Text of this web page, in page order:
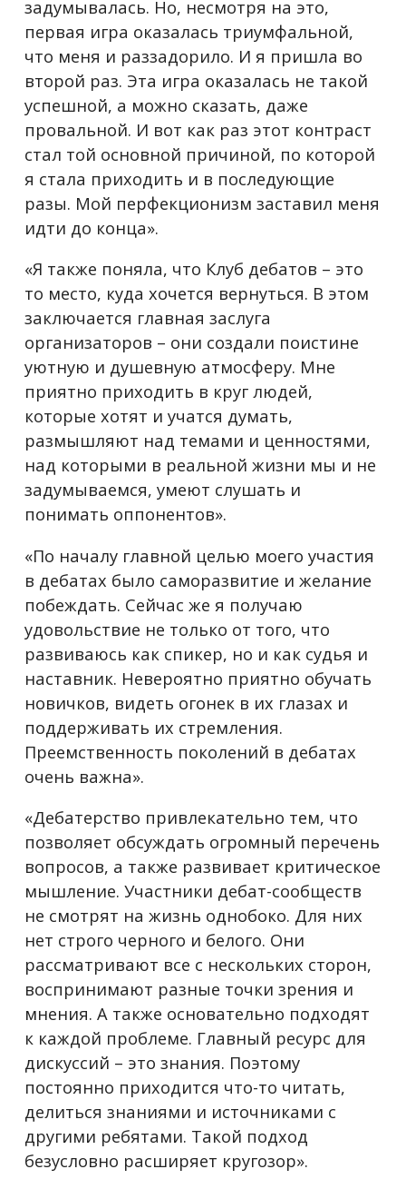
задумывалась. Но, несмотря на это,
первая игра оказалась триумфальной,
что меня и раззадорило. И я пришла во
второй раз. Эта игра оказалась не такой
успешной, а можно сказать, даже
провальной. И вот как раз этот контраст
стал той основной причиной, по которой
я стала приходить и в последующие
разы. Мой перфекционизм заставил меня
идти до конца».
«Я также поняла, что Клуб дебатов – это
то место, куда хочется вернуться. В этом
заключается главная заслуга
организаторов – они создали поистине
уютную и душевную атмосферу. Мне
приятно приходить в круг людей,
которые хотят и учатся думать,
размышляют над темами и ценностями,
над которыми в реальной жизни мы и не
задумываемся, умеют слушать и
понимать оппонентов».
«По началу главной целью моего участия
в дебатах было саморазвитие и желание
побеждать. Сейчас же я получаю
удовольствие не только от того, что
развиваюсь как спикер, но и как судья и
наставник. Невероятно приятно обучать
новичков, видеть огонек в их глазах и
поддерживать их стремления.
Преемственность поколений в дебатах
очень важна».
«Дебатерство привлекательно тем, что
позволяет обсуждать огромный перечень
вопросов, а также развивает критическое
мышление. Участники дебат-сообществ
не смотрят на жизнь однобоко. Для них
нет строго черного и белого. Они
рассматривают все с нескольких сторон,
воспринимают разные точки зрения и
мнения. А также основательно подходят
к каждой проблеме. Главный ресурс для
дискуссий – это знания. Поэтому
постоянно приходится что-то читать,
делиться знаниями и источниками с
другими ребятами. Такой подход
безусловно расширяет кругозор».